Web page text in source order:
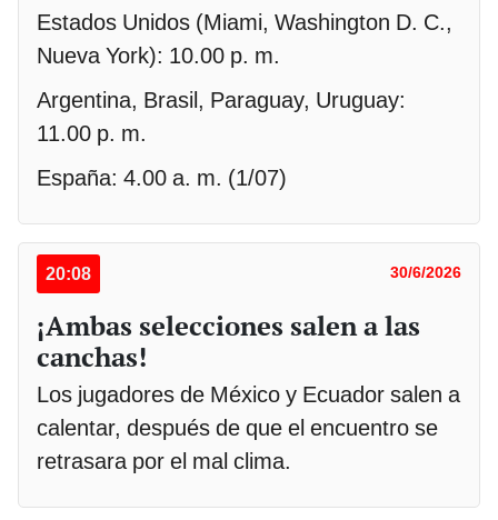
Estados Unidos (Miami, Washington D. C.,
Nueva York): 10.00 p. m.
Argentina, Brasil, Paraguay, Uruguay:
11.00 p. m.
España: 4.00 a. m. (1/07)
20:08 30/6/2026
¡Ambas selecciones salen a las
canchas!
Los jugadores de México y Ecuador salen a
calentar, después de que el encuentro se
retrasara por el mal clima.